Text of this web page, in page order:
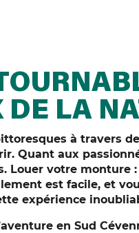
DE LA
à travers
Quant aux
Louer votre monture
est facile, et
expérience
en Sud